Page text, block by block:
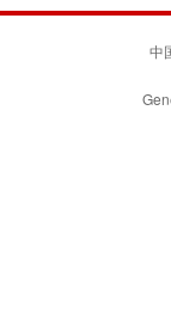
中